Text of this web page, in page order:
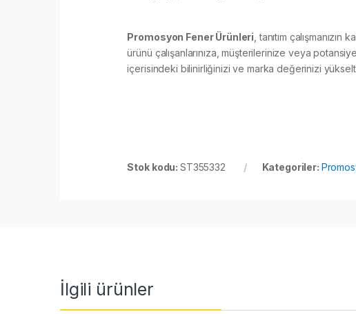
Promosyon Fener Ürünleri , tanıtım
ürünü çalışanlarınıza, müşterilerinize veya
içerisindeki bilinirliğinizi ve marka değerinizi
Stok kodu: ST355332 Kategoriler:
İlgili ürünler